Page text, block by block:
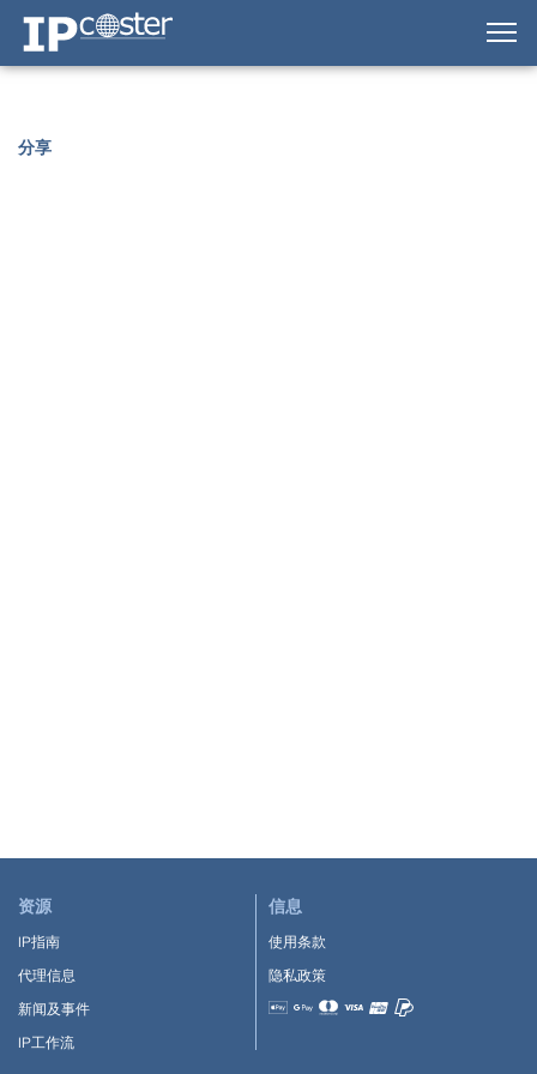
IP-Coster — Home
分享
资源
IP指南
代理信息
新闻及事件
IP工作流
信息
使用条款
隐私政策
Accepted payment methods